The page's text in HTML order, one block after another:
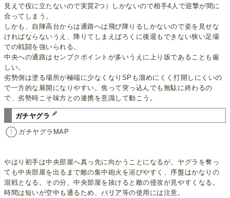
見えで役に立たないので実質2つ）しかないので相手4人で迎撃が間に
合ってしまう。
しかも、自陣高台からは通路へは飛び降りるしかないので姿を見せな
ければならないうえ、降りてしまえばろくに後退もできない狭い足場
での戦闘を強いられる。
中央への通路はセンプクポイントが多いうえに上り坂であることも厳
しい。
劣勢側は塗る場所が極端に少なくなりSPも溜めにくく打開しにくいの
で一方的な展開になりやすい。焦って突っ込んでも無駄に終わるの
で、劣勢時こそ味方との連携を意識して動こう。
ガチヤグラ
ガチヤグラMAP
やはり初手は中央部屋へ真っ先に向かうことになるが、ヤグラを奪っ
ても中央部屋を出るまで敵の集中砲火を浴びやすく、序盤はかなりの
混戦となる。その分、中央部屋を抜けると敵の侵攻が見やすくなる。
時間は短いが空中も通るため、バリア等の使用には注意。